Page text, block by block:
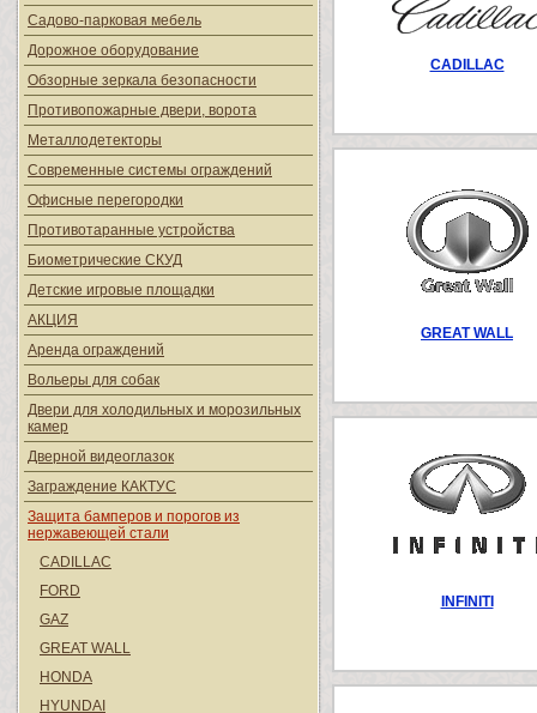
Садово-парковая мебель
Дорожное оборудование
Обзорные зеркала безопасности
Противопожарные двери, ворота
Металлодетекторы
Современные системы ограждений
Офисные перегородки
Противотаранные устройства
Биометрические СКУД
Детские игровые площадки
АКЦИЯ
Аренда ограждений
Вольеры для собак
Двери для холодильных и морозильных
камер
Дверной видеоглазок
Заграждение КАКТУС
Защита бамперов и порогов из
нержавеющей стали
CADILLAC
FORD
GAZ
GREAT WALL
HONDA
HYUNDAI
CADILLAC
GREAT WALL
INFINITI